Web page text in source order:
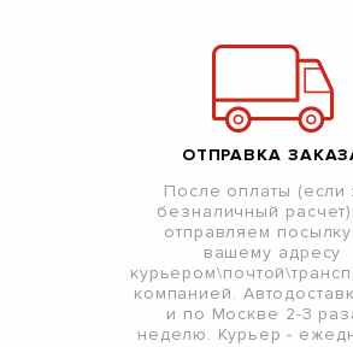
ОТПРАВКА
После оплаты (если
безналичный
отправляем
вашему адресу
компанией.
и по Москве 2-3
неделю. Курьер -